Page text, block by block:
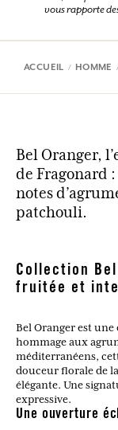
vous rapporte
ACCUEIL HOMME
Bel Oranger,
de Fragonard
notes
patchouli.
Collection
fruitée et
Bel Oranger est
hommage aux
méditerranéens,
douceur florale de
élégante. Une
expressive.
Une ouverture